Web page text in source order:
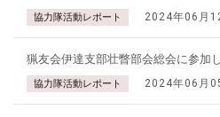
協力隊活動レポート 2024年06月
猟友会伊達支部壮瞥部会総会に参加
協力隊活動レポート 2024年06月